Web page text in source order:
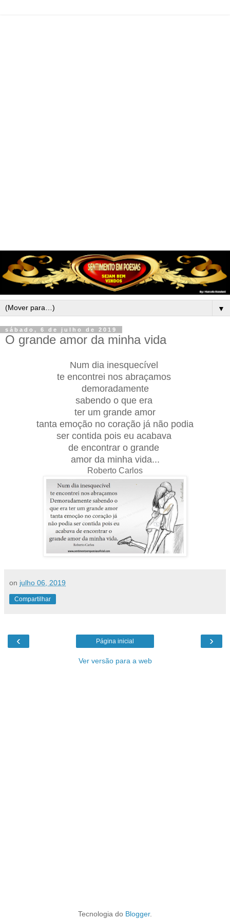
▼
sábado, 6 de julho de 2019
O grande amor da minha vida
Num dia inesquecível
te encontrei nos abraçamos
demoradamente
sabendo o que era
ter um grande amor
tanta emoção no coração já não podia
ser contida pois eu acabava
de encontrar o grande
amor da minha vida...
Roberto Carlos
on julho 06, 2019
Compartilhar
‹ ›
Página inicial
Ver versão para a web
Tecnologia do Blogger.